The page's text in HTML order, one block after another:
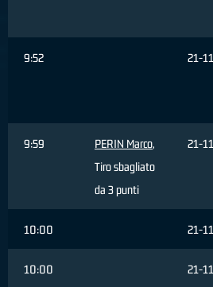
9:52 21-11
9:59 PERIN Marco,
Tiro sbagliato
da 3 punti
21-11
10:00 21-11
10:00 21-11